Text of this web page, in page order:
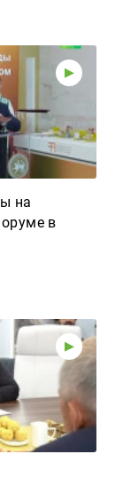
на
в